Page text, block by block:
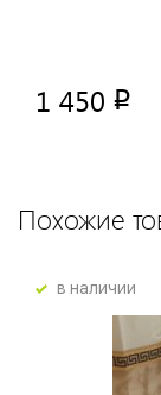
1 450 p
Похожие
в наличии